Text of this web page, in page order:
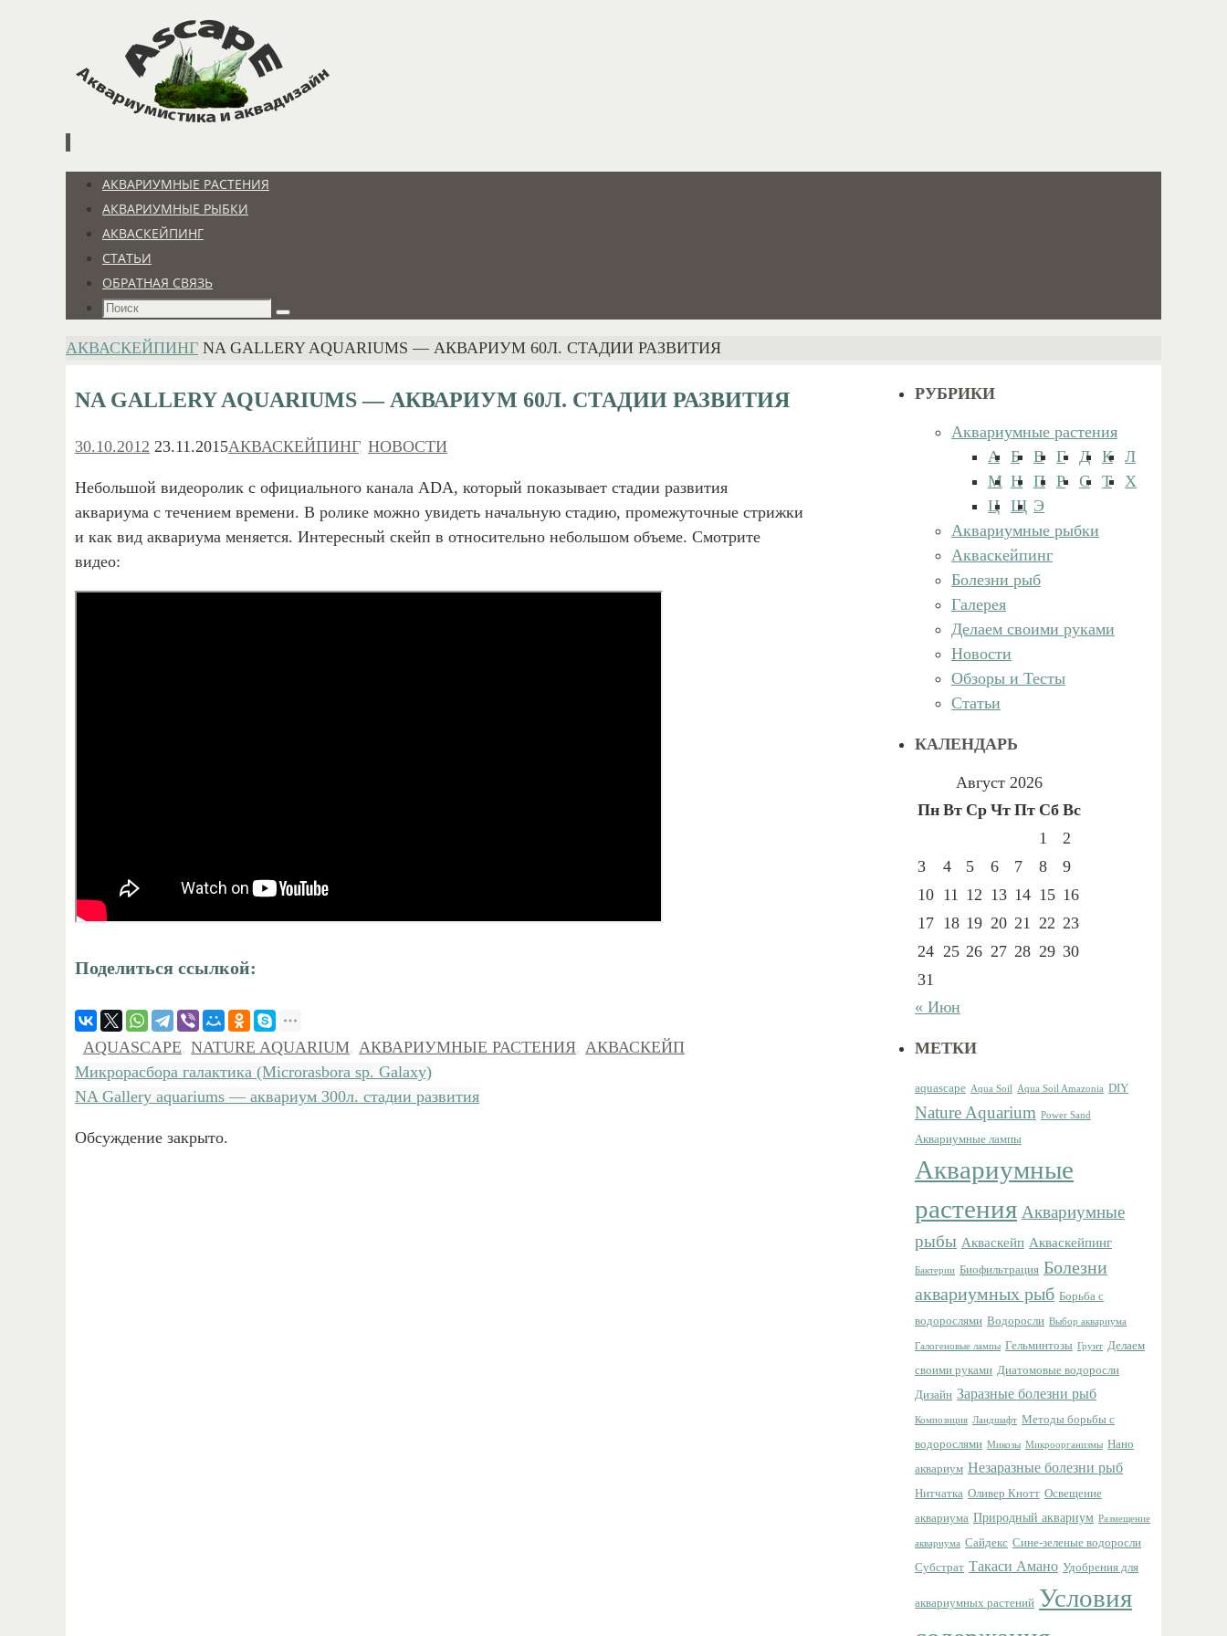
содержимому
Перейти
содержимому
АКВАРИУМНЫЕ РАСТЕНИЯ
АКВАРИУМНЫЕ РЫБКИ
АКВАСКЕЙПИНГ
СТАТЬИ
ОБРАТНАЯ СВЯЗЬ
Что
Поиск
ГЛАВНАЯ
АКВАСКЕЙПИНГ NA GALLERY AQUARIUMS — АКВАРИУМ 60Л. СТАДИИ РАЗВИТИЯ
NA GALLERY AQUARIUMS — АКВАРИУМ 60Л. СТАДИИ РАЗВИТИЯ
30.10.2012 23.11.2015АКВАСКЕЙПИНГ, НОВОСТИ
Небольшой видеоролик с официального канала ADA, который показывает стадии развития
аквариума с течением времени. В ролике можно увидеть начальную стадию, промежуточные стрижки
и как вид аквариума меняется. Интересный скейп в относительно небольшом объеме. Смотрите
видео:
Поделиться ссылкой:
AQUASCAPE, NATURE AQUARIUM, АКВАРИУМНЫЕ РАСТЕНИЯ, АКВАСКЕЙП.
Микрорасбора галактика (Microrasbora sp. Galaxy)
NA Gallery aquariums — аквариум 300л. стадии развития
Обсуждение закрыто.
РУБРИКИ
Аквариумные растения
А Б В Г Д К
Л
М Н П Р С Т
Х
Ц Щ Э
Аквариумные рыбки
Акваскейпинг
Болезни рыб
Галерея
Делаем своими руками
Новости
Обзоры и Тесты
Статьи
КАЛЕНДАРЬ
Август 2026
Пн Вт Ср Чт Пт Сб Вс
1
2
3
4 5 6 7 8
9
10 11 12 13 14 15 16
17 18 19 20 21 22 23
24 25 26 27 28 29 30
31
« Июн
МЕТКИ
aquascape Aqua Soil Aqua Soil Amazonia DIY
Nature Aquarium Power Sand
Аквариумные лампы
Аквариумные
растения Аквариумные
рыбы Акваскейп Акваскейпинг
Бактерии Биофильтрация Болезни
аквариумных рыб Борьба с
водорослями Водоросли Выбор аквариума
Галогеновые лампы Гельминтозы Грунт Делаем
своими руками Диатомовые водоросли
Дизайн Заразные болезни рыб
Композиция Ландшафт Методы борьбы с
водорослями Микозы Микроорганизмы Нано
аквариум Незаразные болезни рыб
Нитчатка Оливер Кнотт Освещение
аквариума Природный аквариум Размещение
аквариума Сайдекс Сине-зеленые водоросли
Субстрат Такаси Амано Удобрения для
аквариумных растений Условия